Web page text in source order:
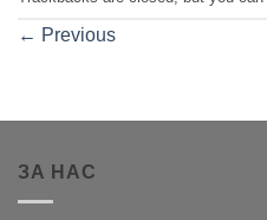
← Previous
ЗА НАС